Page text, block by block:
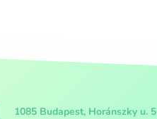
1085 Budapest, Horánszky u. 5